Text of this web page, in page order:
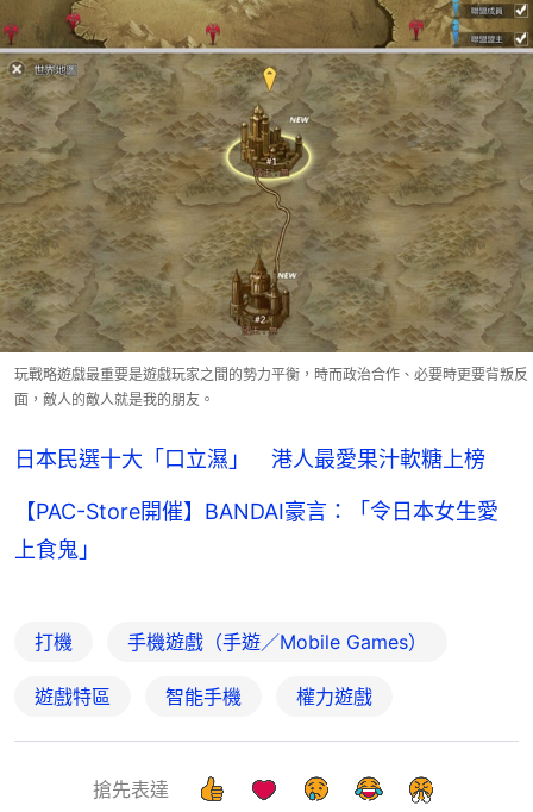
玩戰略遊戲最重要是遊戲玩家之間的勢力平衡，時而政治合作、必要時更要背叛反
面，敵人的敵人就是我的朋友。
日本民選十大「口立濕」 港人最愛果汁軟糖上榜
【PAC-Store開催】BANDAI豪言：「令日本女生愛
上食鬼」
打機 手機遊戲（手遊／Mobile Games）
遊戲特區 智能手機 權力遊戲
搶先表達